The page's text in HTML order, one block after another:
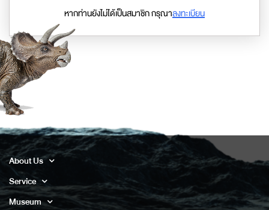
หากท่านยังไม่ได้เป็นสมาชิก กรุณาลงทะเบียน
About Us
Service
Museum